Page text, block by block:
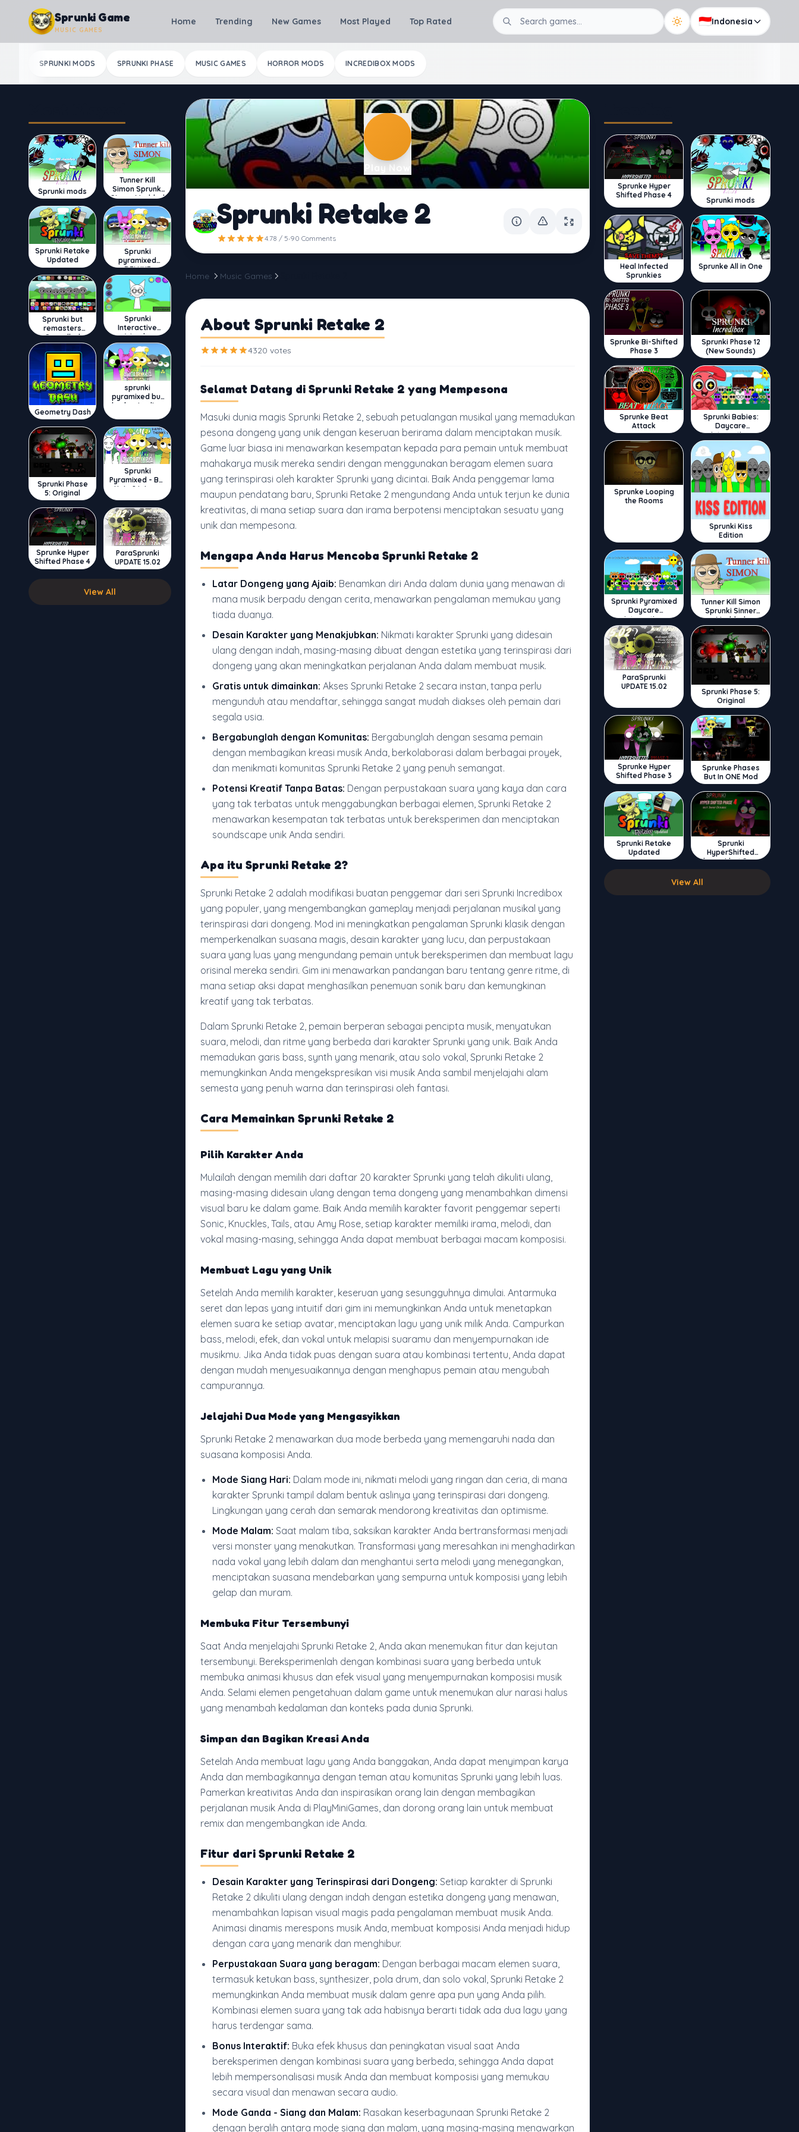
Skip to content
Sprunki Game
MUSIC GAMES
Home Trending New Games Most Played Top Rated 🇮🇩Indonesia
SPRUNKI MODS SPRUNKI PHASE MUSIC GAMES HORROR MODS INCREDIBOX MODS
Sprunki mods
Tunner Kill
Simon Sprunki
Sinner Modded
Sprunki Retake
Updated
Sprunki
pyramixed
DELUXE
Sprunki but
remasters
Cancelled
Sprunki
Interactive
Wenda
Geometry Dash
sprunki
pyramixed but
broker is alive
Sprunki Phase
5: Original
Sprunki
Pyramixed - But
Upin & Ipin oc
Sprunke Hyper
Shifted Phase 4
ParaSprunki
UPDATE 15.02
View All
Play Now
Sprunki Retake 2
4.78 / 5·90 Comments
Home Music Games
About Sprunki Retake 2
4320 votes
Selamat Datang di Sprunki Retake 2 yang Mempesona
Masuki dunia magis Sprunki Retake 2, sebuah petualangan musikal yang memadukan
pesona dongeng yang unik dengan keseruan berirama dalam menciptakan musik.
Game luar biasa ini menawarkan kesempatan kepada para pemain untuk membuat
mahakarya musik mereka sendiri dengan menggunakan beragam elemen suara
yang terinspirasi oleh karakter Sprunki yang dicintai. Baik Anda penggemar lama
maupun pendatang baru, Sprunki Retake 2 mengundang Anda untuk terjun ke dunia
kreativitas, di mana setiap suara dan irama berpotensi menciptakan sesuatu yang
unik dan mempesona.
Mengapa Anda Harus Mencoba Sprunki Retake 2
Latar Dongeng yang Ajaib: Benamkan diri Anda dalam dunia yang menawan di
mana musik berpadu dengan cerita, menawarkan pengalaman memukau yang
tiada duanya.
Desain Karakter yang Menakjubkan: Nikmati karakter Sprunki yang didesain
ulang dengan indah, masing-masing dibuat dengan estetika yang terinspirasi dari
dongeng yang akan meningkatkan perjalanan Anda dalam membuat musik.
Gratis untuk dimainkan: Akses Sprunki Retake 2 secara instan, tanpa perlu
mengunduh atau mendaftar, sehingga sangat mudah diakses oleh pemain dari
segala usia.
Bergabunglah dengan Komunitas: Bergabunglah dengan sesama pemain
dengan membagikan kreasi musik Anda, berkolaborasi dalam berbagai proyek,
dan menikmati komunitas Sprunki Retake 2 yang penuh semangat.
Potensi Kreatif Tanpa Batas: Dengan perpustakaan suara yang kaya dan cara
yang tak terbatas untuk menggabungkan berbagai elemen, Sprunki Retake 2
menawarkan kesempatan tak terbatas untuk bereksperimen dan menciptakan
soundscape unik Anda sendiri.
Apa itu Sprunki Retake 2?
Sprunki Retake 2 adalah modifikasi buatan penggemar dari seri Sprunki Incredibox
yang populer, yang mengembangkan gameplay menjadi perjalanan musikal yang
terinspirasi dari dongeng. Mod ini meningkatkan pengalaman Sprunki klasik dengan
memperkenalkan suasana magis, desain karakter yang lucu, dan perpustakaan
suara yang luas yang mengundang pemain untuk bereksperimen dan membuat lagu
orisinal mereka sendiri. Gim ini menawarkan pandangan baru tentang genre ritme, di
mana setiap aksi dapat menghasilkan penemuan sonik baru dan kemungkinan
kreatif yang tak terbatas.
Dalam Sprunki Retake 2, pemain berperan sebagai pencipta musik, menyatukan
suara, melodi, dan ritme yang berbeda dari karakter Sprunki yang unik. Baik Anda
memadukan garis bass, synth yang menarik, atau solo vokal, Sprunki Retake 2
memungkinkan Anda mengekspresikan visi musik Anda sambil menjelajahi alam
semesta yang penuh warna dan terinspirasi oleh fantasi.
Cara Memainkan Sprunki Retake 2
Pilih Karakter Anda
Mulailah dengan memilih dari daftar 20 karakter Sprunki yang telah dikuliti ulang,
masing-masing didesain ulang dengan tema dongeng yang menambahkan dimensi
visual baru ke dalam game. Baik Anda memilih karakter favorit penggemar seperti
Sonic, Knuckles, Tails, atau Amy Rose, setiap karakter memiliki irama, melodi, dan
vokal masing-masing, sehingga Anda dapat membuat berbagai macam komposisi.
Membuat Lagu yang Unik
Setelah Anda memilih karakter, keseruan yang sesungguhnya dimulai. Antarmuka
seret dan lepas yang intuitif dari gim ini memungkinkan Anda untuk menetapkan
elemen suara ke setiap avatar, menciptakan lagu yang unik milik Anda. Campurkan
bass, melodi, efek, dan vokal untuk melapisi suaramu dan menyempurnakan ide
musikmu. Jika Anda tidak puas dengan suara atau kombinasi tertentu, Anda dapat
dengan mudah menyesuaikannya dengan menghapus pemain atau mengubah
campurannya.
Jelajahi Dua Mode yang Mengasyikkan
Sprunki Retake 2 menawarkan dua mode berbeda yang memengaruhi nada dan
suasana komposisi Anda.
Mode Siang Hari: Dalam mode ini, nikmati melodi yang ringan dan ceria, di mana
karakter Sprunki tampil dalam bentuk aslinya yang terinspirasi dari dongeng.
Lingkungan yang cerah dan semarak mendorong kreativitas dan optimisme.
Mode Malam: Saat malam tiba, saksikan karakter Anda bertransformasi menjadi
versi monster yang menakutkan. Transformasi yang meresahkan ini menghadirkan
nada vokal yang lebih dalam dan menghantui serta melodi yang menegangkan,
menciptakan suasana mendebarkan yang sempurna untuk komposisi yang lebih
gelap dan muram.
Membuka Fitur Tersembunyi
Saat Anda menjelajahi Sprunki Retake 2, Anda akan menemukan fitur dan kejutan
tersembunyi. Bereksperimenlah dengan kombinasi suara yang berbeda untuk
membuka animasi khusus dan efek visual yang menyempurnakan komposisi musik
Anda. Selami elemen pengetahuan dalam game untuk menemukan alur narasi halus
yang menambah kedalaman dan konteks pada dunia Sprunki.
Simpan dan Bagikan Kreasi Anda
Setelah Anda membuat lagu yang Anda banggakan, Anda dapat menyimpan karya
Anda dan membagikannya dengan teman atau komunitas Sprunki yang lebih luas.
Pamerkan kreativitas Anda dan inspirasikan orang lain dengan membagikan
perjalanan musik Anda di PlayMiniGames, dan dorong orang lain untuk membuat
remix dan mengembangkan ide Anda.
Fitur dari Sprunki Retake 2
Desain Karakter yang Terinspirasi dari Dongeng: Setiap karakter di Sprunki
Retake 2 dikuliti ulang dengan indah dengan estetika dongeng yang menawan,
menambahkan lapisan visual magis pada pengalaman membuat musik Anda.
Animasi dinamis merespons musik Anda, membuat komposisi Anda menjadi hidup
dengan cara yang menarik dan menghibur.
Perpustakaan Suara yang beragam: Dengan berbagai macam elemen suara,
termasuk ketukan bass, synthesizer, pola drum, dan solo vokal, Sprunki Retake 2
memungkinkan Anda membuat musik dalam genre apa pun yang Anda pilih.
Kombinasi elemen suara yang tak ada habisnya berarti tidak ada dua lagu yang
harus terdengar sama.
Bonus Interaktif: Buka efek khusus dan peningkatan visual saat Anda
bereksperimen dengan kombinasi suara yang berbeda, sehingga Anda dapat
lebih mempersonalisasi musik Anda dan membuat komposisi yang memukau
secara visual dan menawan secara audio.
Mode Ganda - Siang dan Malam: Rasakan keserbagunaan Sprunki Retake 2
dengan beralih antara mode siang dan malam, yang masing-masing menawarkan
Sprunke Hyper
Shifted Phase 4
Sprunki mods
Heal Infected
Sprunkies
Sprunke All in One
Sprunke Bi-Shifted
Phase 3
Sprunki Phase 12
(New Sounds)
Sprunke Beat
Attack
Sprunki Babies:
Daycare
Interactive
Sprunke Looping
the Rooms
Sprunki Kiss
Edition
Sprunki Pyramixed
Daycare
Interactive
Tunner Kill Simon
Sprunki Sinner
Modded
ParaSprunki
UPDATE 15.02
Sprunki Phase 5:
Original
Sprunke Hyper
Shifted Phase 3
Sprunke Phases
But In ONE Mod
Sprunki Retake
Updated
Sprunki
HyperShifted
Phase 4 but Swap
Double
View All